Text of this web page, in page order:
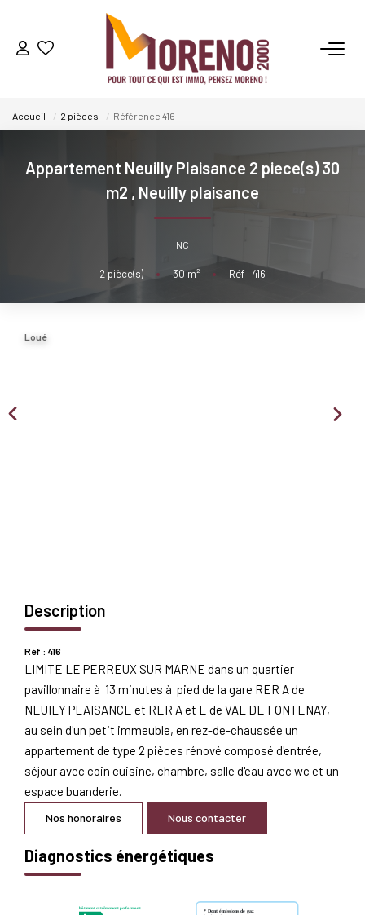
VENTES
LOCATIONS
GESTION
NOS AGENCES
Accueil 2 pièces Référence 416
Appartement Neuilly Plaisance 2 piece(s) 30
m2 , Neuilly plaisance
NC
2 pièce(s) • 30 m² • Réf : 416
Loué
Description
Réf : 416
LIMITE LE PERREUX SUR MARNE dans un quartier
pavillonnaire à 13 minutes à pied de la gare RER A de
NEUILY PLAISANCE et RER A et E de VAL DE FONTENAY,
au sein d'un petit immeuble, en rez-de-chaussée un
appartement de type 2 pièces rénové composé d'entrée,
séjour avec coin cuisine, chambre, salle d'eau avec wc et un
espace buanderie.
Nos honoraires Nous contacter
Diagnostics énergétiques